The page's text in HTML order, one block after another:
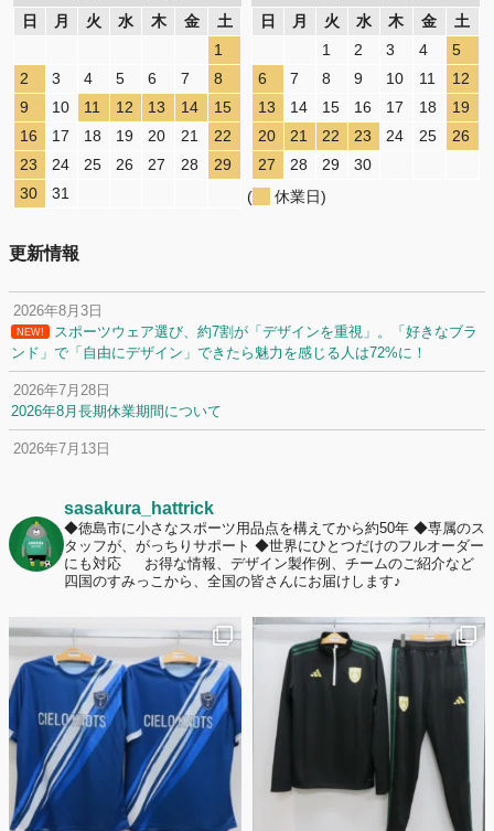
日
月 火 水 木 金
土
1
2
3 4 5 6 7
8
9
10 11 12 13 14
15
16
17 18 19 20 21
22
23
24 25 26 27 28
29
30
31
日
月 火 水 木 金
土
1
2 3 4
5
6
7 8 9 10 11
12
13
14 15 16 17 18
19
20
21 22 23 24 25
26
27
28 29
30
(
休業日)
更新情報
2026年8月3日
NEW!
スポーツウェア選び、約7割が「デザインを重視」。「好きなブラ
ンド」で「自由にデザイン」できたら魅力を感じる人は72%に！
2026年7月28日
2026年8月長期休業期間について
2026年7月13日
2026年7月2日
名前入りユニフォームで子どもの自信が「プラスになった」と感じた保
護者は約67%！「やや高いと感じたが納得して購入した」と価値を実感
する声も32.7%に！
応援ユニフォーム、約53％が「会場に一体感があってよい」と回答。チ
ームへの愛情が伝わる応援スタイルとは？
sasakura_hattrick
◆徳島市に小さなスポーツ用品点を構えてから約50年 ◆専属のス
タッフが、がっちりサポート ◆世界にひとつだけのフルオーダー
にも対応
お得な情報、デザイン製作例、チームのご紹介など
四国のすみっこから、全国の皆さんにお届けします♪